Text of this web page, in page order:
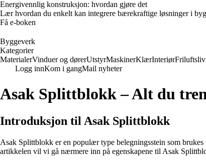
Energivennlig konstruksjon: hvordan gjøre det
Lær hvordan du enkelt kan integrere bærekraftige løsninger i
Få e-boken
Byggeverk
Kategorier
MaterialerVinduer og dørerUtstyrMaskinerKlærInteriørFriluftsliv
Logg innKom i gangMail nyheter
Asak Splittblokk – Alt du
Introduksjon til Asak Splittblokk
Asak Splittblokk er en populær type belegningsstein som
artikkelen vil vi gå nærmere inn på egenskapene til Asak